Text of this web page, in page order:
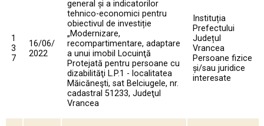
1
3
7
16/06/
2022
general și a indicatorilor
tehnico-economici pentru
obiectivul de investiție
„Modernizare,
recompartimentare, adaptare
a unui imobil Locuinţă
Protejată pentru persoane cu
dizabilităţi L.P.1 - localitatea
Măicăneşti, sat Belciugele, nr.
cadastral 51233, Judeţul
Vrancea
Instituția
Prefectului
Județul
Vrancea
Persoane fizice
și/sau juridice
interesate